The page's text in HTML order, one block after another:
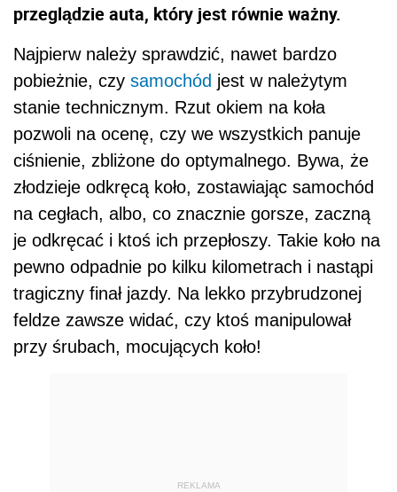
przeglądzie auta, który jest równie ważny.
Najpierw należy sprawdzić, nawet bardzo
pobieżnie, czy samochód jest w należytym
stanie technicznym. Rzut okiem na koła
pozwoli na ocenę, czy we wszystkich panuje
ciśnienie, zbliżone do optymalnego. Bywa, że
złodzieje odkręcą koło, zostawiając samochód
na cegłach, albo, co znacznie gorsze, zaczną
je odkręcać i ktoś ich przepłoszy. Takie koło na
pewno odpadnie po kilku kilometrach i nastąpi
tragiczny finał jazdy. Na lekko przybrudzonej
feldze zawsze widać, czy ktoś manipulował
przy śrubach, mocujących koło!
REKLAMA